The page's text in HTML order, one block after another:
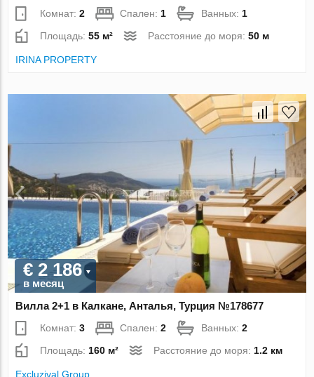
Комнат:2 Спален: 1 Ванных: 1
Площадь:55 м² Расстояние до моря:50 м
IRINA PROPERTY
€ 2 186
в месяц
Вилла 2+1 в Калкане, Анталья, Турция №178677
Комнат:3 Спален:2 Ванных:2
Площадь:160 м² Расстояние до моря:1.2 км
Excluzival Group